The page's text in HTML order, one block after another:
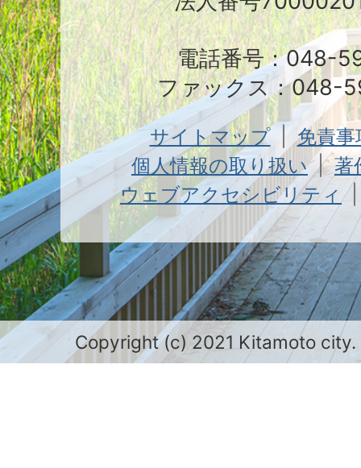
電話番号：048-
ファックス：048-
サイトマップ
免責
個人情報の取り扱い
著
ウェブアクセシビリティ
Copyright (c) 2021 Kitamoto city.